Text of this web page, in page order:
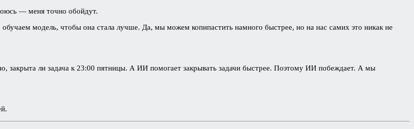
— меня точно обойдут.
модель, чтобы она стала лучше. Да, мы можем копипастить намного быстрее, но на нас самих это никак не
закрыта ли задача к 23:00 пятницы. А ИИ помогает закрывать задачи быстрее. Поэтому ИИ побеждает. А мы